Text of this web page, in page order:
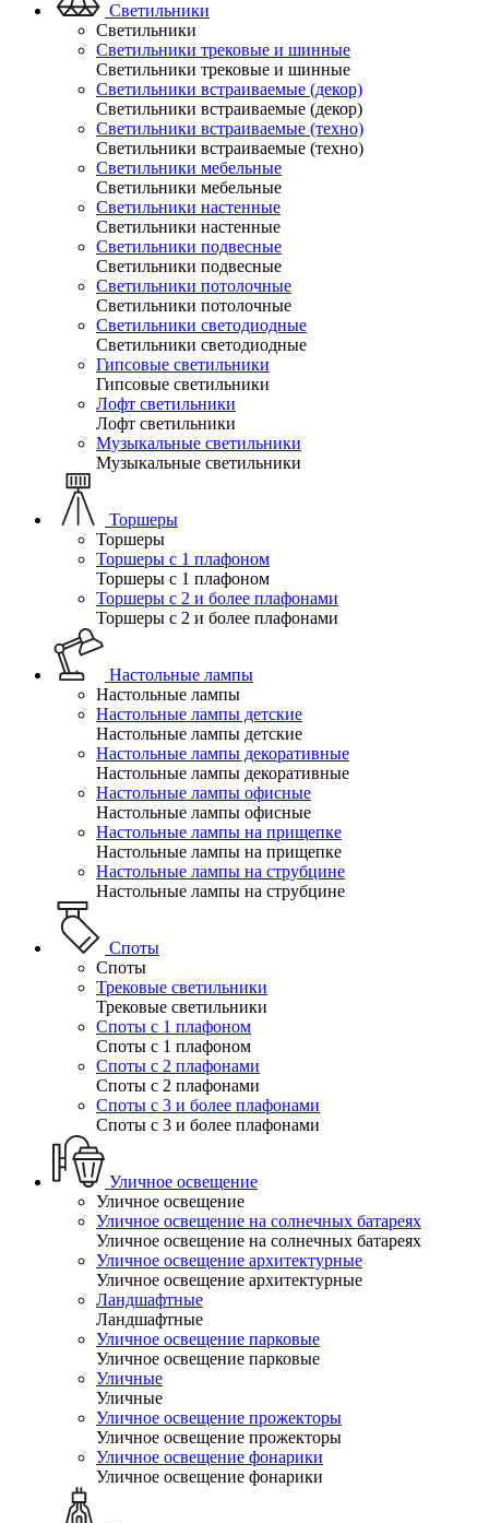
Светильники
Светильники
Светильники трековые и шинные
Светильники трековые и шинные
Светильники встраиваемые (декор)
Светильники встраиваемые (декор)
Светильники встраиваемые (техно)
Светильники встраиваемые (техно)
Светильники мебельные
Светильники мебельные
Светильники настенные
Светильники настенные
Светильники подвесные
Светильники подвесные
Светильники потолочные
Светильники потолочные
Светильники светодиодные
Светильники светодиодные
Гипсовые светильники
Гипсовые светильники
Лофт светильники
Лофт светильники
Музыкальные светильники
Музыкальные светильники
Торшеры
Торшеры
Торшеры с 1 плафоном
Торшеры с 1 плафоном
Торшеры с 2 и более плафонами
Торшеры с 2 и более плафонами
Настольные лампы
Настольные лампы
Настольные лампы детские
Настольные лампы детские
Настольные лампы декоративные
Настольные лампы декоративные
Настольные лампы офисные
Настольные лампы офисные
Настольные лампы на прищепке
Настольные лампы на прищепке
Настольные лампы на струбцине
Настольные лампы на струбцине
Споты
Споты
Трековые светильники
Трековые светильники
Споты с 1 плафоном
Споты с 1 плафоном
Споты с 2 плафонами
Споты с 2 плафонами
Споты с 3 и более плафонами
Споты с 3 и более плафонами
Уличное освещение
Уличное освещение
Уличное освещение на солнечных батареях
Уличное освещение на солнечных батареях
Уличное освещение архитектурные
Уличное освещение архитектурные
Ландшафтные
Ландшафтные
Уличное освещение парковые
Уличное освещение парковые
Уличные
Уличные
Уличное освещение прожекторы
Уличное освещение прожекторы
Уличное освещение фонарики
Уличное освещение фонарики